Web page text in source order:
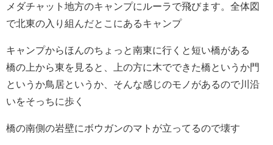
メダチャット地方のキャンプにルーラで飛びます。全体図
で北東の入り組んだとこにあるキャンプ
キャンプからほんのちょっと南東に行くと短い橋がある
橋の上から東を見ると、上の方に木でできた橋というか門
というか鳥居というか、そんな感じのモノがあるので川沿
いをそっちに歩く
橋の南側の岩壁にボウガンのマトが立ってるので壊す